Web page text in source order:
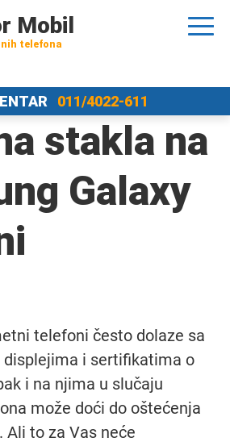
Mobil
telefona
011/4022-611
stakla na
Galaxy
telefoni često dolaze sa
i sertifikatima o
i na njima u slučaju
može doći do oštećenja
Ali to za Vas neće